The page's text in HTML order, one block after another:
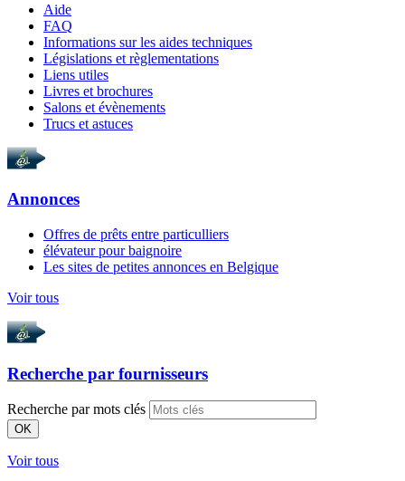
Aide
FAQ
Informations sur les aides techniques
Législations et règlementations
Liens utiles
Livres et brochures
Salons et évènements
Trucs et astuces
Annonces
Offres de prêts entre particulliers
élévateur pour baignoire
Les sites de petites annonces en Belgique
Voir tous
Recherche par fournisseurs
Recherche par mots clés
OK
Voir tous